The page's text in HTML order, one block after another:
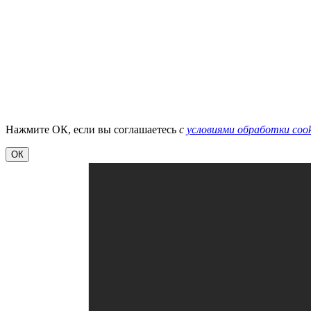
Нажмите ОК, если вы соглашаетесь с условиями обработки
ОК